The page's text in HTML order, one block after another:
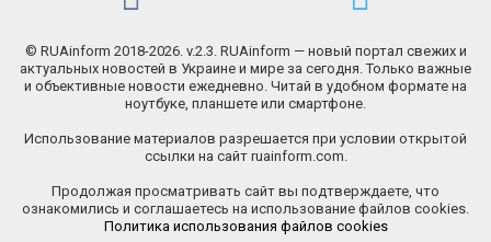
© RUAinform 2018-2026. v.2.3. RUAinform — новый портал свежих и
актуальных новостей в Украине и мире за сегодня. Только важные
и объективные новости ежедневно. Читай в удобном формате на
ноутбуке, планшете или смартфоне.
Использование материалов разрешается при условии открытой
ссылки на сайт ruainform.com.
Продолжая просматривать сайт вы подтверждаете, что
ознакомились и соглашаетесь на использование файлов cookies.
Политика использования файлов cookies